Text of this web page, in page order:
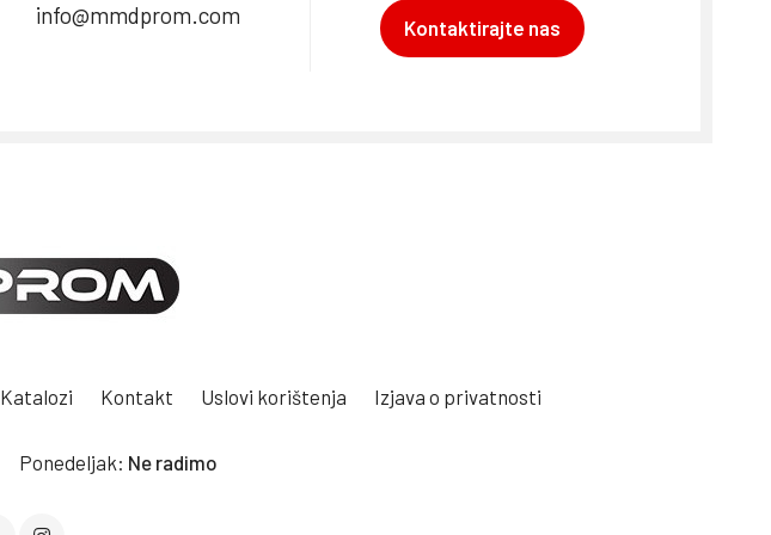
info@mmdprom.com Kontaktirajte nas
Katalozi Kontakt Uslovi korištenja Izjava o privatnosti
Ponedeljak: Ne radimo